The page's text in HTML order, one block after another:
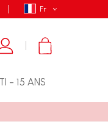
Fr
- 15 ANS